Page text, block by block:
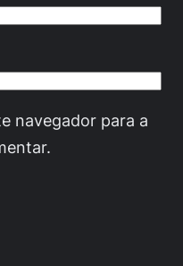
navegador para a